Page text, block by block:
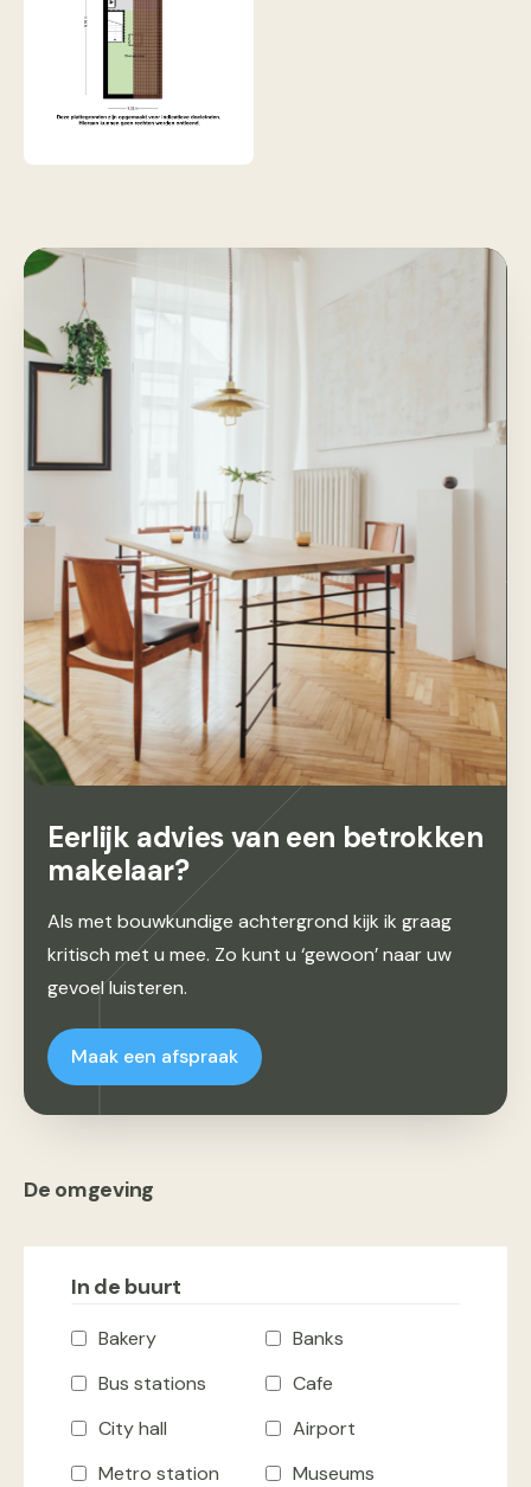
Eerlijk advies van een betrokken
makelaar?
Als met bouwkundige achtergrond kijk ik graag
kritisch met u mee. Zo kunt u ‘gewoon’ naar uw
gevoel luisteren.
Maak een afspraak
De omgeving
In de buurt
Bakery
Banks
Bus stations
Cafe
City hall
Airport
Metro station
Museums